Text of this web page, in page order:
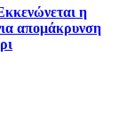
η
απομάκρυνση